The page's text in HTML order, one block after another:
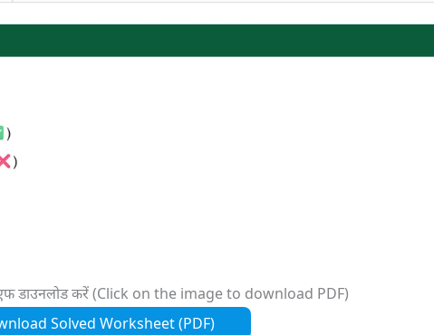
डाउनलोड करें (Click on the image to download PDF)
Solved Worksheet (PDF)